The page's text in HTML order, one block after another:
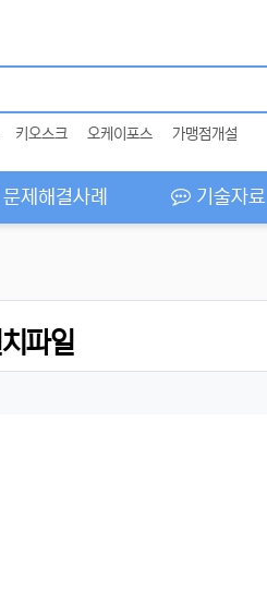
키오스크 오케이포스 가맹점개설
문제해결사례 기술자료
파일